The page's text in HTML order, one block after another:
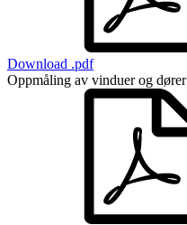
Download .pdf
Oppmåling av vinduer og dører